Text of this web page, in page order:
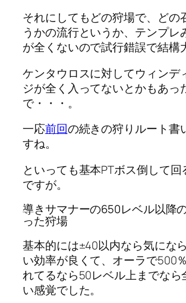
それにしてもどの狩場で、どの
うかの流行というか、テンプレ
が全くないので試行錯誤で結構
ケンタウロスに対してウィンデ
ジが全く入ってないとかもあっ
で・・・。
一応前回の続きの狩りルート書
すね。
といっても基本PTボス倒して回
ですが。
導きサマナーの650レベル以降
った狩場
基本的には±40以内なら気にな
い効率が良くて、オーラで500
れてるなら50レベル上までなら
い感覚でした。